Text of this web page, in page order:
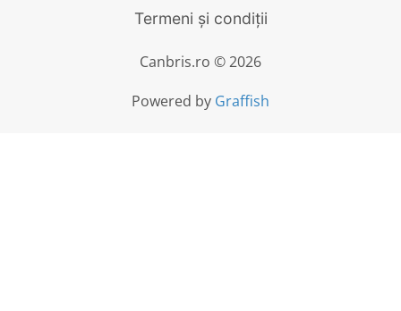
Termeni și condiții
Canbris.ro © 2026
Powered by Graffish